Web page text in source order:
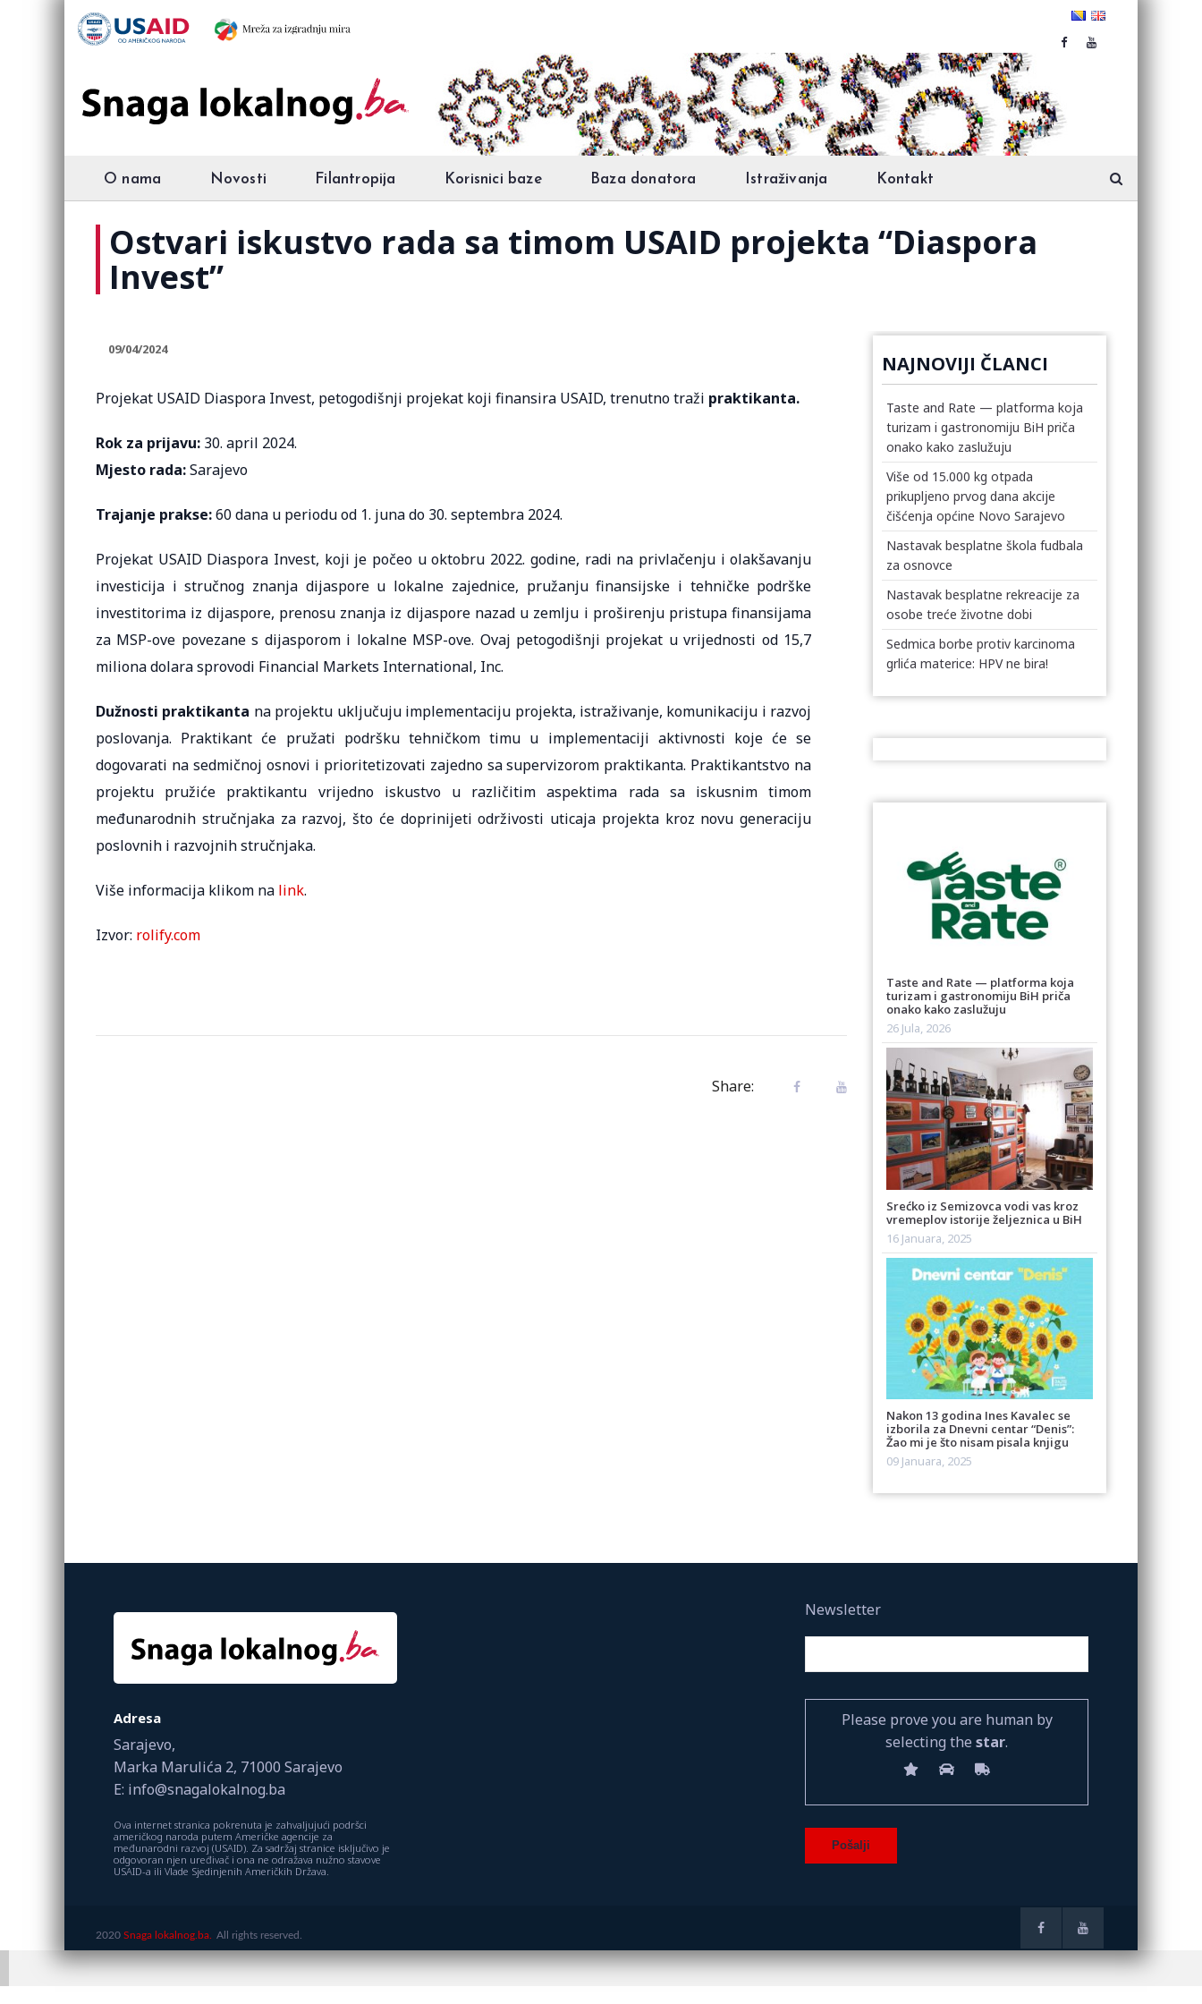
O nama Novosti Filantropija Korisnici baze Baza donatora Istraživanja Kontakt
Ostvari iskustvo rada sa timom USAID projekta “Diaspora
Invest”
09/04/2024
Projekat USAID Diaspora Invest, petogodišnji projekat koji finansira USAID, trenutno traži praktikanta.
Rok za prijavu: 30. april 2024.
Mjesto rada:Sarajevo
Trajanje prakse:60 dana u periodu od 1. juna do 30. septembra 2024.
Projekat USAID Diaspora Invest, koji je počeo u oktobru 2022. godine, radi na privlačenju i olakšavanju
investicija i stručnog znanja dijaspore u lokalne zajednice, pružanju finansijske i tehničke podrške
investitorima iz dijaspore, prenosu znanja iz dijaspore nazad u zemlju i proširenju pristupa finansijama
za MSP-ove povezane s dijasporom i lokalne MSP-ove. Ovaj petogodišnji projekat u vrijednosti od 15,7
miliona dolara sprovodi Financial Markets International, Inc.
Dužnosti praktikanta na projektu uključuju implementaciju projekta, istraživanje, komunikaciju i razvoj
poslovanja. Praktikant će pružati podršku tehničkom timu u implementaciji aktivnosti koje će se
dogovarati na sedmičnoj osnovi i prioritetizovati zajedno sa supervizorom praktikanta. Praktikantstvo na
projektu pružiće praktikantu vrijedno iskustvo u različitim aspektima rada sa iskusnim timom
međunarodnih stručnjaka za razvoj, što će doprinijeti održivosti uticaja projekta kroz novu generaciju
poslovnih i razvojnih stručnjaka.
Više informacija klikom na link.
Izvor: rolify.com
Share:
NAJNOVIJI ČLANCI
Taste and Rate — platforma koja
turizam i gastronomiju BiH priča
onako kako zaslužuju
Više od 15.000 kg otpada
prikupljeno prvog dana akcije
čišćenja općine Novo Sarajevo
Nastavak besplatne škola fudbala
za osnovce
Nastavak besplatne rekreacije za
osobe treće životne dobi
Sedmica borbe protiv karcinoma
grlića materice: HPV ne bira!
Taste and Rate — platforma koja
turizam i gastronomiju BiH priča
onako kako zaslužuju
26 Jula, 2026
Srećko iz Semizovca vodi vas kroz
vremeplov istorije željeznica u BiH
16 Januara, 2025
Nakon 13 godina Ines Kavalec se
izborila za Dnevni centar “Denis”:
Žao mi je što nisam pisala knjigu
09 Januara, 2025
Adresa
Sarajevo,
Marka Marulića 2, 71000 Sarajevo
E: info@snagalokalnog.ba
Ova internet stranica pokrenuta je zahvaljujući podršci
američkog naroda putem Američke agencije za
međunarodni razvoj (USAID). Za sadržaj stranice isključivo je
odgovoran njen uređivač i ona ne odražava nužno stavove
USAID-a ili Vlade Sjedinjenih Američkih Država.
Newsletter
Please prove you are human by
selecting the star.
2020 Snaga lokalnog.ba. All rights reserved.